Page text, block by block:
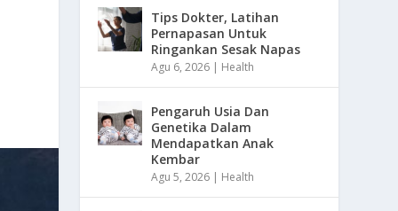
Tips Dokter, Latihan
Pernapasan Untuk
Ringankan Sesak Napas
Agu 6, 2026 | Health
Pengaruh Usia Dan
Genetika Dalam
Mendapatkan Anak
Kembar
Agu 5, 2026 | Health